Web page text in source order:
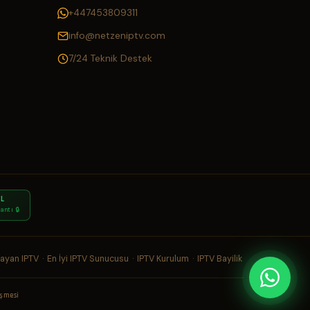
+447453809311
info@netzeniptv.com
7/24 Teknik Destek
🔒
IPTV · En İyi IPTV Sunucusu · IPTV Kurulum · IPTV Bayilik